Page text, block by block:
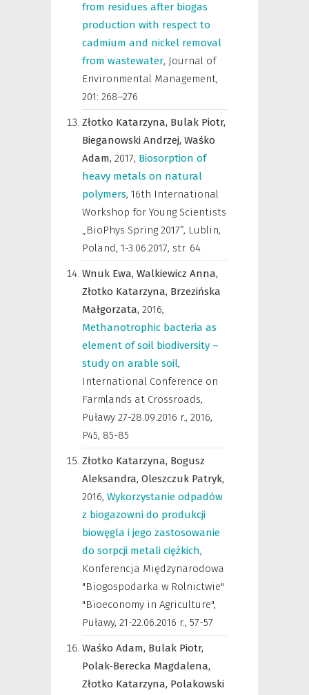
from residues after biogas
production with respect to
cadmium and nickel removal
from wastewater, Journal of
Environmental Management,
201: 268–276
Złotko Katarzyna, Bulak Piotr,
Bieganowski Andrzej, Waśko
Adam, 2017, Biosorption of
heavy metals on natural
polymers, 16th International
Workshop for Young Scientists
„BioPhys Spring 2017”, Lublin,
Poland, 1-3.06.2017, str. 64
Wnuk Ewa, Walkiewicz Anna,
Złotko Katarzyna, Brzezińska
Małgorzata, 2016,
Methanotrophic bacteria as
element of soil biodiversity –
study on arable soil,
International Conference on
Farmlands at Crossroads,
Puławy 27-28.09.2016 r., 2016,
P45, 85-85
Złotko Katarzyna, Bogusz
Aleksandra, Oleszczuk Patryk,
2016, Wykorzystanie odpadów
z biogazowni do produkcji
biowęgla i jego zastosowanie
do sorpcji metali ciężkich,
Konferencja Międzynarodowa
"Biogospodarka w Rolnictwie"
"Bioeconomy in Agriculture",
Puławy, 21-22.06.2016 r., 57-57
Waśko Adam, Bulak Piotr,
Polak-Berecka Magdalena,
Złotko Katarzyna, Polakowski